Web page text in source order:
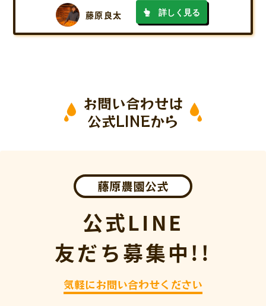
藤原良太 詳しく見る
お問い合わせは
公式LINEから
藤原農園公式
公式LINE
友だち募集中!!
気軽にお問い合わせください